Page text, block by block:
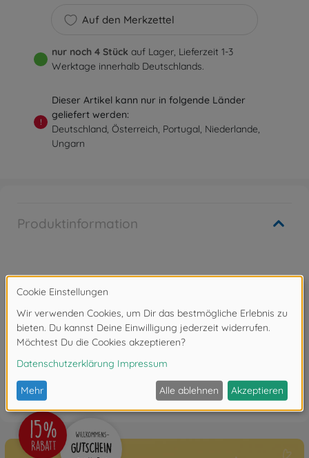
Auf den Merkzettel
nur noch 4 Stück auf Lager, Lieferzeit 1-3
Werktage innerhalb Deutschlands.
!
Dieser Artikel kann nur in folgende Länder
geliefert werden:
Deutschland, Österreich, Portugal, Niederlande,
Ungarn
Produktinformation
Achtung!Nicht für Kinder unter 14 Jahren geeignet.
Bewertungen
FAQ